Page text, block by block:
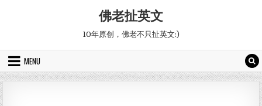
佛老扯英文
10年原创，佛老不只扯英文:)
MENU